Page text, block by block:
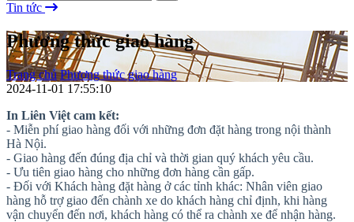
Tin tức
Phương thức giao hàng
Trang chủ Phương thức giao hàng
2024-11-01 17:55:10
In Liên Việt cam kết:
- Miễn phí giao hàng đối với những đơn đặt hàng trong nội thành
Hà Nội.
- Giao hàng đến đúng địa chỉ và thời gian quý khách yêu cầu.
- Ưu tiên giao hàng cho những đơn hàng cần gấp.
- Đối với Khách hàng đặt hàng ở các tỉnh khác: Nhân viên giao
hàng hỗ trợ giao đến chành xe do khách hàng chỉ định, khi hàng
vận chuyển đến nơi, khách hàng có thể ra chành xe để nhận hàng.